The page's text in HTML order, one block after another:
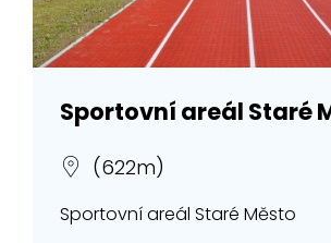
Sportovní areál Staré
(622m)
Sportovní areál Staré Město